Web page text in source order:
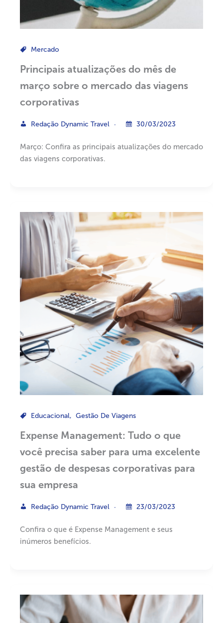
Mercado
Principais atualizações do mês de
março sobre o mercado das viagens
corporativas
Redação Dynamic Travel 30/03/2023
Março: Confira as principais atualizações do mercado
das viagens corporativas.
Educacional, Gestão De Viagens
Expense Management: Tudo o que
você precisa saber para uma excelente
gestão de despesas corporativas para
sua empresa
Redação Dynamic Travel 23/03/2023
Confira o que é Expense Management e seus
inúmeros benefícios.